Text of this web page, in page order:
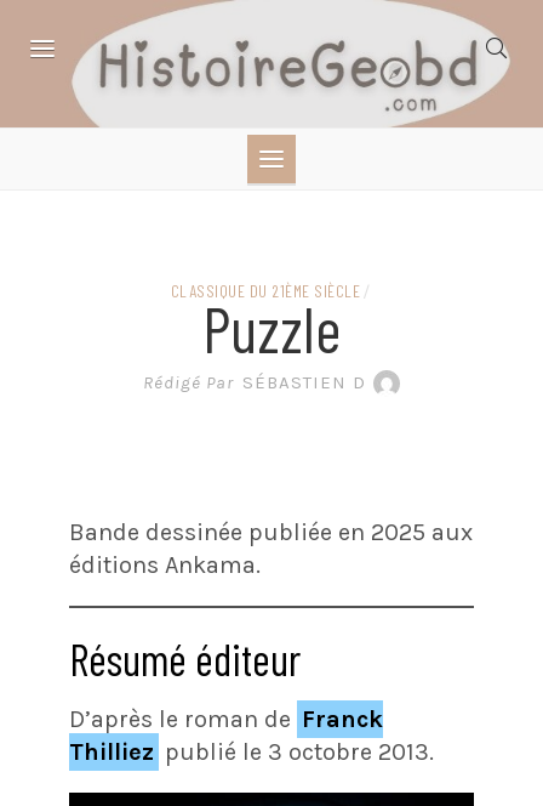
SCIENCES,
LITTÉRATURE EN
BANDE DESSINÉE
CLASSIQUE DU 21ÈME SIÈCLE /
Puzzle
Rédigé Par SÉBASTIEN D
Bande dessinée publiée en 2025 aux
éditions Ankama.
Résumé éditeur
D’après le roman de Franck
Thilliez publié le 3 octobre 2013.